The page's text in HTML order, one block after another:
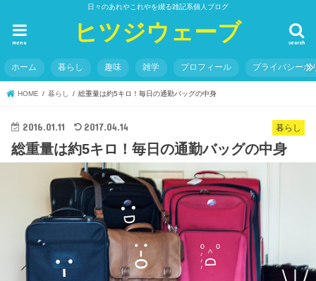
日々のあれやこれやを綴る雑記系個人ブログ
ヒツジウェーブ search
menu
ホーム 暮らし 趣味 雑学 プロフィール プライバシーポ
HOME 暮らし 総重量は約5キロ！毎日の通勤バッグの中身
暮らし
2016.01.11 2017.04.14
総重量は約5キロ！毎日の通勤バッグの中身